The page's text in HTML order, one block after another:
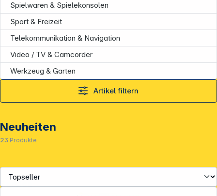
Spielwaren & Spielekonsolen
Sport & Freizeit
Telekommunikation & Navigation
Video / TV & Camcorder
Werkzeug & Garten
Artikel filtern
Neuheiten
23 Produkte
Service